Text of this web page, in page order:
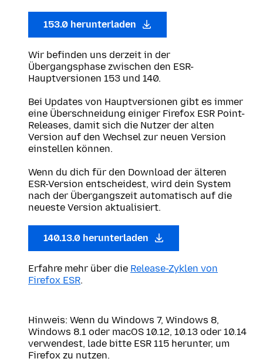
153.0 herunterladen
Wir befinden uns derzeit in der
Übergangsphase zwischen den ESR-
Hauptversionen 153 und 140.
Bei Updates von Hauptversionen gibt es immer
eine Überschneidung einiger Firefox ESR Point-
Releases, damit sich die Nutzer der alten
Version auf den Wechsel zur neuen Version
einstellen können.
Wenn du dich für den Download der älteren
ESR-Version entscheidest, wird dein System
nach der Übergangszeit automatisch auf die
neueste Version aktualisiert.
140.13.0 herunterladen
Erfahre mehr über die Release-Zyklen von
Firefox ESR.
Hinweis: Wenn du Windows 7, Windows 8,
Windows 8.1 oder macOS 10.12, 10.13 oder 10.14
verwendest, lade bitte ESR 115 herunter, um
Firefox zu nutzen.